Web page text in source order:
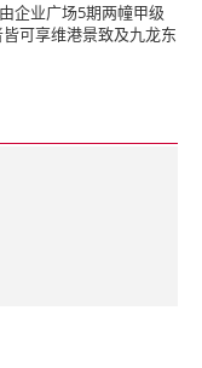
企业广场5期两幢甲级
可享维港景致及九龙东